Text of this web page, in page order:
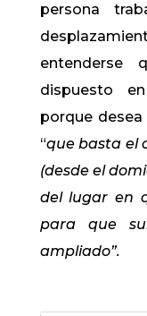
persona
dispuesto
porque
“que basta el
(desde el
del lugar en
para que
ampliado”.